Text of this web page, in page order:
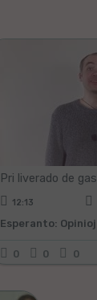
12:13
Esperanto: Opinioj
0 0 0